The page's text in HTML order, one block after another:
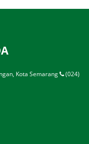
Kota Semarang
(024)